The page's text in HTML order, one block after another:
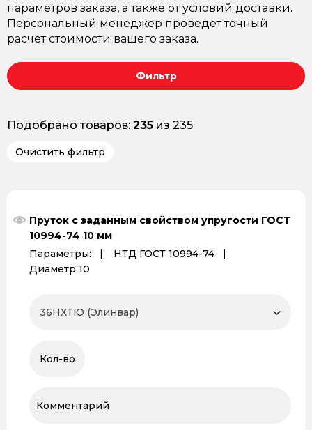
параметров заказа, а также от условий доставки.
Персональный менеджер проведет точный
расчет стоимости вашего заказа.
Фильтр
Подобрано товаров: 235 из 235
Очистить фильтр
Пруток с заданным свойством упругости ГОСТ
10994-74 10 мм
Параметры:
НТД ГОСТ 10994-74
Диаметр 10